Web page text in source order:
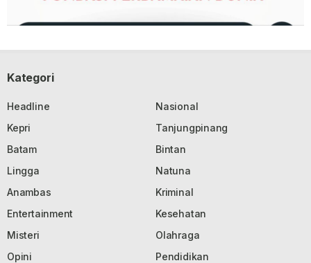
Kategori
Headline
Nasional
Kepri
Tanjungpinang
Batam
Bintan
Lingga
Natuna
Anambas
Kriminal
Entertainment
Kesehatan
Misteri
Olahraga
Opini
Pendidikan